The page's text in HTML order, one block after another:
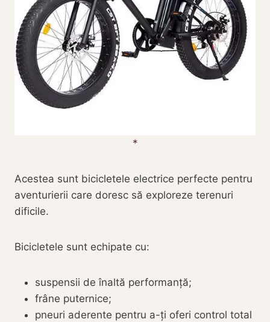
Acestea sunt bicicletele electrice perfecte pentru
aventurierii care doresc să exploreze terenuri
dificile.
Bicicletele sunt echipate cu:
suspensii de înaltă performanță;
frâne puternice;
pneuri aderente pentru a-ți oferi control total